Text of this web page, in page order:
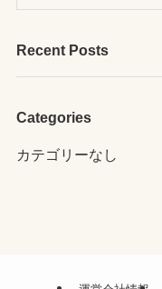
Recent Posts
Categories
カテゴリーなし